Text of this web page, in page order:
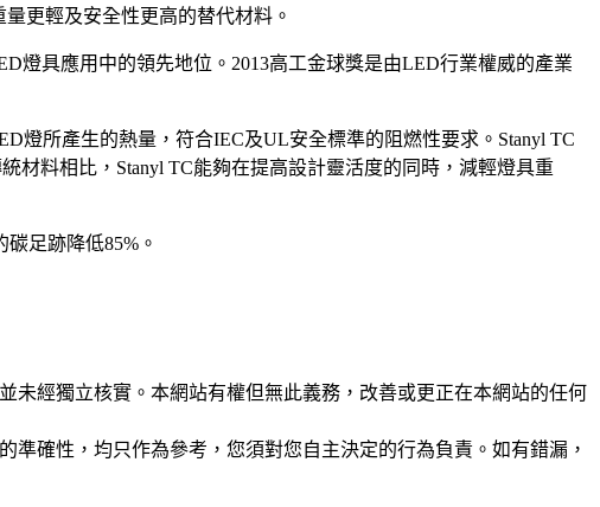
更輕及安全性更高的替代材料。
燈具應用中的領先地位。2013高工金球獎是由LED行業權威的產業
燈所產生的熱量，符合IEC及UL安全標準的阻燃性要求。Stanyl TC
材料相比，Stanyl TC能夠在提高設計靈活度的同時，減輕燈具重
足跡降低85%。
未經獨立核實。本網站有權但無此義務，改善或更正在本網站的任何
確性，均只作為參考，您須對您自主決定的行為負責。如有錯漏，